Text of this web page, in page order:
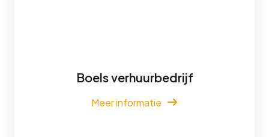
Boels verhuurbedrijf
Meer informatie